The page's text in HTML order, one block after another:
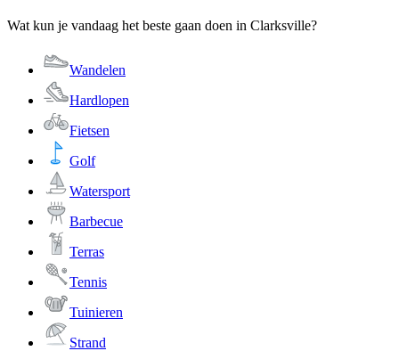
Wat kun je vandaag het beste gaan doen in Clarksville?
Wandelen
Hardlopen
Fietsen
Golf
Watersport
Barbecue
Terras
Tennis
Tuinieren
Strand